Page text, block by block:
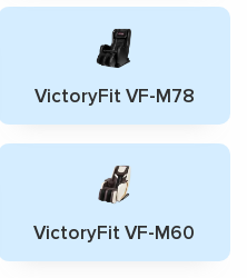
VictoryFit VF-M78
VictoryFit VF-M60